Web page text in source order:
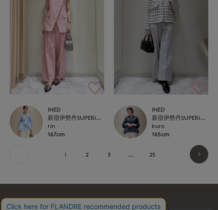
INED
新宿伊勢丹SUPERIOR CLOSET
rin
167cm
INED
新宿伊勢丹SUPERIOR CLOSET
kuro
165cm
1 2 3 … 25